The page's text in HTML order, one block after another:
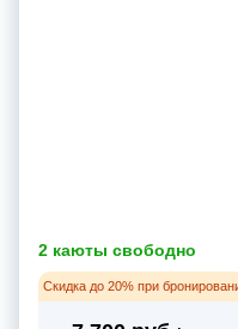
2 каюты свободно
Скидка до 20% при